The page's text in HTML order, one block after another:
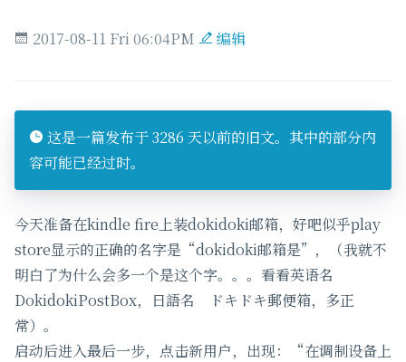
2017-08-11 Fri 06:04PM 编辑
这是一篇发布于 3286 天以前的旧文。其中的部分内
容可能已经过时。
今天准备在kindle fire上装dokidoki邮箱，好吧似乎play
store显示的正确的名字是“dokidoki邮箱是”，（我就不
明白了为什么会多一个是这个字。。。看看英语名
DokidokiPostBox，日語名 ドキドキ郵便箱，多正
常）。
启动后进入最后一步，点击新用户，出现：“在调制设备上